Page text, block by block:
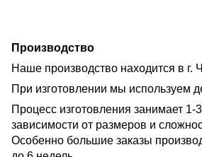
Производство
Наше производство находится в г.
При изготовлении мы используем
Процесс изготовления занимает 1-
зависимости от размеров и
Особенно большие заказы